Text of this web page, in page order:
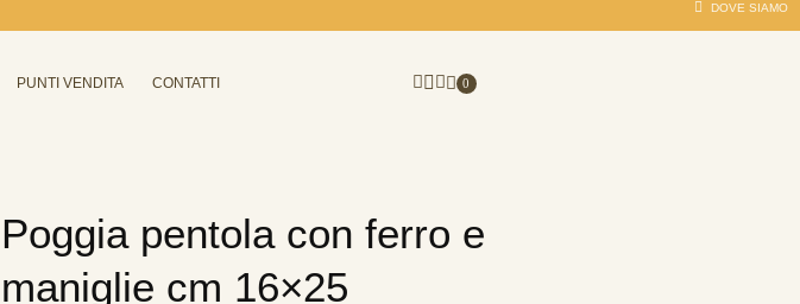
DOVE SIAMO
PUNTI VENDITA CONTATTI 0
Poggia pentola con ferro e
maniglie cm 16×25